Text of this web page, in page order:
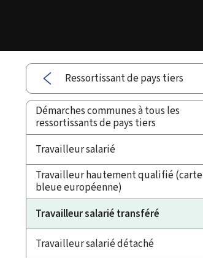
Ressortissant de pays tiers
Démarches communes à tous les
ressortissants de pays tiers
Travailleur salarié
Travailleur hautement qualifié (carte
bleue européenne)
Travailleur salarié transféré
Travailleur salarié détaché